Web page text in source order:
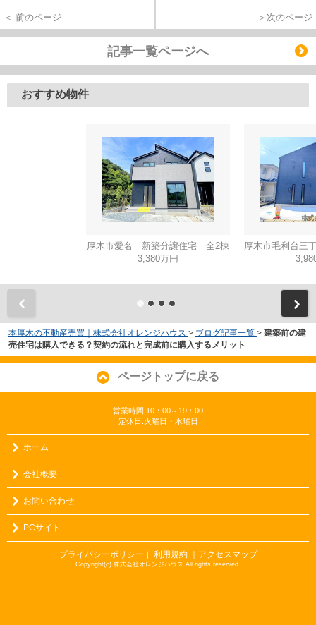
＜ 前のページ ＞次のページ
記事一覧ページへ
おすすめ物件
厚木市愛名 新築分譲住宅 全2棟
3,380万円
本厚木の不動産売買｜株式会社オレンジハウス > ブログ記事一覧 > 建築前の建
売住宅は購入できる？契約の流れと完成前に購入するメリット
ページトップに戻る
営業時間:10：00～19：00
定休日:火曜日・水曜日
ホーム
会社概要
お問い合わせ
PCサイト
プライバシーポリシー ｜ 利用規約 ｜アクセスマップ
Copyright(c) 株式会社オレンジハウス All rights reserved.